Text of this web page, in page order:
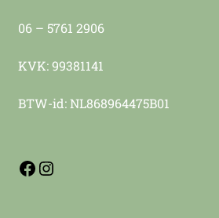
06 – 5761 2906
KVK: 99381141
BTW-id: NL868964475B01